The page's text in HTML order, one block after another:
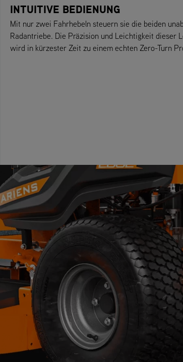
INTUITIVE BEDIENUNG
Mit nur zwei Fahrhebeln steuern sie die beiden
Radantriebe. Die Präzision und Leichtigkeit dieser
wird in kürzester Zeit zu einem echten Zero-Turn